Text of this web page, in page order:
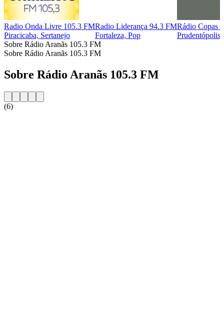
Radio Onda Livre 105.3 FM
Piracicaba, Sertanejo
Radio Liderança 94.3 FM
Fortaleza, Pop
Rádio Copas
Prudentópolis,
Sobre Rádio Aranãs 105.3 FM
Sobre Rádio Aranãs 105.3 FM
Sobre Rádio Aranãs 105.3 FM
(6)